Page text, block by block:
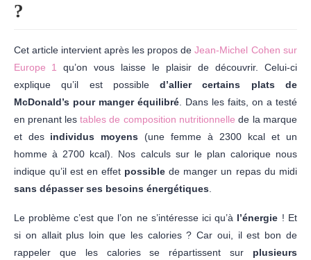
?
Cet article intervient après les propos de Jean-Michel Cohen sur
Europe 1
qu’on vous laisse le plaisir de découvrir. Celui-ci
explique qu’il est possible d’allier certains plats de
McDonald’s pour manger équilibré . Dans les faits, on a testé
en prenant les tables de composition nutritionnelle de la marque
et des individus moyens (une femme à 2300 kcal et un
homme à 2700 kcal). Nos calculs sur le plan calorique nous
indique qu’il est en effet possible de manger un repas du midi
sans dépasser ses besoins énergétiques
Le problème c’est que l’on ne s’intéresse ici qu’à l’énergie ! Et
si on allait plus loin que les calories ? Car oui, il est bon de
rappeler que les calories se répartissent sur plusieurs